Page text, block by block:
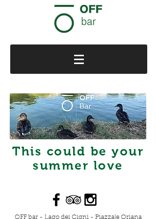
This could be your
summer love
OFF bar - Lago dei Cigni - Piazzale Oriana